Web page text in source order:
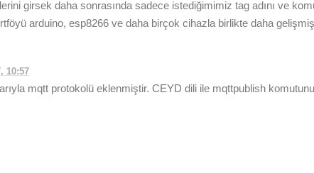
girsek daha sonrasında sadece istediğimimiz tag adını ve
arduino, esp8266 ve daha birçok cihazla birlikte daha
10:57
mqtt protokolü eklenmiştir. CEYD dili ile mqttpublish